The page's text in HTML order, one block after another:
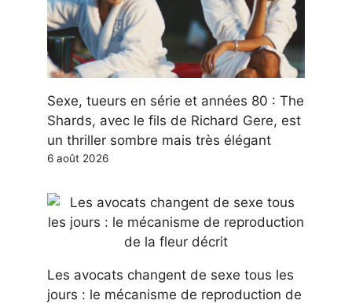
Sexe, tueurs en série et années 80 : The
Shards, avec le fils de Richard Gere, est
un thriller sombre mais très élégant
6 août 2026
Les avocats changent de sexe tous les
jours : le mécanisme de reproduction de